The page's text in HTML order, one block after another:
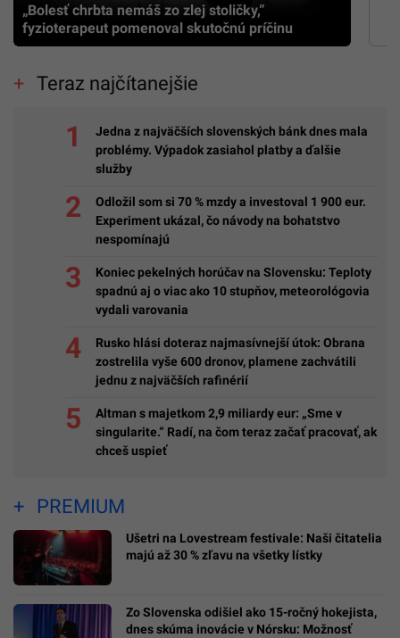
„Bolesť chrbta nemáš zo zlej stoličky,”
fyzioterapeut pomenoval skutočnú príčinu
Teraz najčítanejšie
Jedna z najväčších slovenských bánk dnes mala
problémy. Výpadok zasiahol platby a ďalšie
služby
Odložil som si 70 % mzdy a investoval 1 900 eur.
Experiment ukázal, čo návody na bohatstvo
nespomínajú
Koniec pekelných horúčav na Slovensku: Teploty
spadnú aj o viac ako 10 stupňov, meteorológovia
vydali varovania
Rusko hlási doteraz najmasívnejší útok: Obrana
zostrelila vyše 600 dronov, plamene zachvátili
jednu z najväčších rafinérií
Altman s majetkom 2,9 miliardy eur: „Sme v
singularite.“ Radí, na čom teraz začať pracovať, ak
chceš uspieť
PREMIUM
Ušetri na Lovestream festivale: Naši čitatelia
majú až 30 % zľavu na všetky lístky
Zo Slovenska odišiel ako 15-ročný hokejista,
dnes skúma inovácie v Nórsku: Možnosť